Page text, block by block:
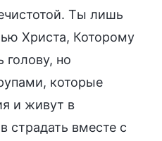
Ты лишь
Христа, Которому
голову, но
которые
и живут в
страдать вместе с